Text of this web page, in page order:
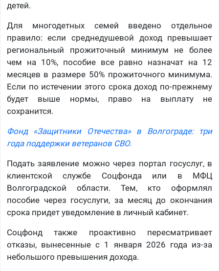
детей.
Для многодетных семей введено отдельное
правило: если среднедушевой доход превышает
региональный прожиточный минимум не более
чем на 10%, пособие все равно назначат на 12
месяцев в размере 50% прожиточного минимума.
Если по истечении этого срока доход по-прежнему
будет выше нормы, право на выплату не
сохранится.
Фонд «Защитники Отечества» в Волгограде: три
года поддержки ветеранов СВО.
Подать заявление можно через портал госуслуг, в
клиентской службе Соцфонда или в МФЦ
Волгоградской области. Тем, кто оформлял
пособие через госуслуги, за месяц до окончания
срока придет уведомление в личный кабинет.
Соцфонд также проактивно пересматривает
отказы, вынесенные с 1 января 2026 года из-за
небольшого превышения дохода.